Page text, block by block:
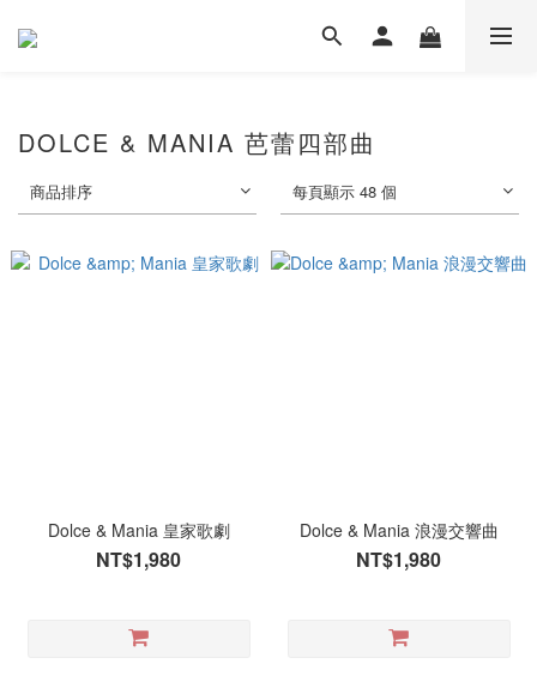
DOLCE & MANIA 芭蕾四部曲
商品排序 每頁顯示 48 個
Dolce & Mania 皇家歌劇
NT$1,980
Dolce & Mania 浪漫交響曲
NT$1,980